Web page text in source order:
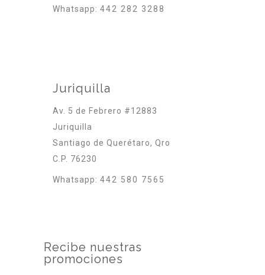
Whatsapp: 442 282 3288
Juriquilla
Av. 5 de Febrero #12883
Juriquilla
Santiago de Querétaro, Qro
C.P. 76230
Whatsapp: 442 580 7565
Recibe nuestras
promociones